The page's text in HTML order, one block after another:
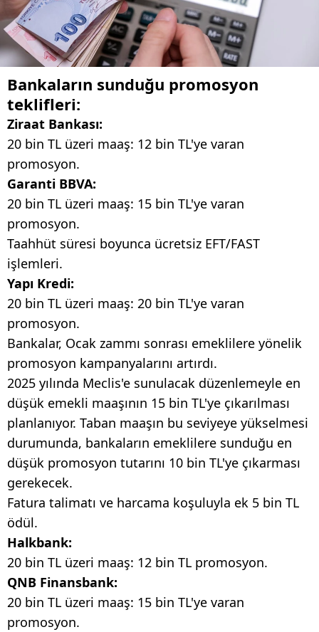
Bankaların sunduğu promosyon
teklifleri:
Ziraat Bankası:
20 bin TL üzeri maaş: 12 bin TL'ye varan
promosyon.
Garanti BBVA:
20 bin TL üzeri maaş: 15 bin TL'ye varan
promosyon.
Taahhüt süresi boyunca ücretsiz EFT/FAST
işlemleri.
Yapı Kredi:
20 bin TL üzeri maaş: 20 bin TL'ye varan
promosyon.
Bankalar, Ocak zammı sonrası emeklilere yönelik
promosyon kampanyalarını artırdı.
2025 yılında Meclis'e sunulacak düzenlemeyle en
düşük emekli maaşının 15 bin TL'ye çıkarılması
planlanıyor. Taban maaşın bu seviyeye yükselmesi
durumunda, bankaların emeklilere sunduğu en
düşük promosyon tutarını 10 bin TL'ye çıkarması
gerekecek.
Fatura talimatı ve harcama koşuluyla ek 5 bin TL
ödül.
Halkbank:
20 bin TL üzeri maaş: 12 bin TL promosyon.
QNB Finansbank:
20 bin TL üzeri maaş: 15 bin TL'ye varan
promosyon.